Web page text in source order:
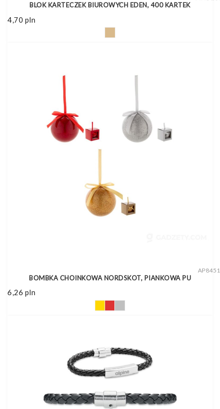
BLOK KARTECZEK BIUROWYCH EDEN, 400 KARTEK
4,70 pln
BOMBKA CHOINKOWA NORDSKOT, PIANKOWA PU
6,26 pln